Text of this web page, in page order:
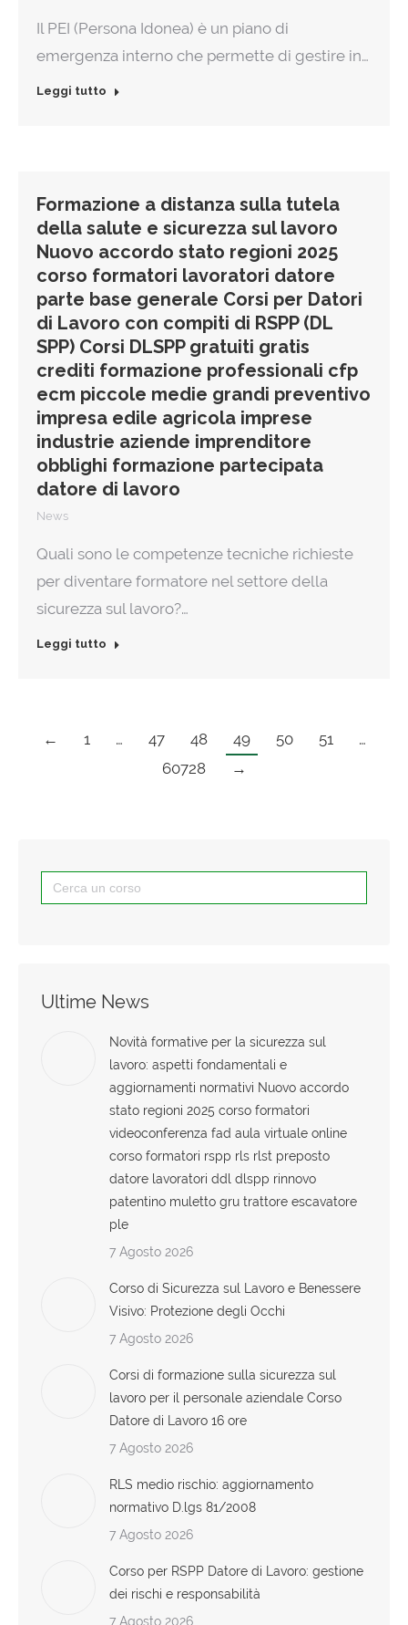
Il PEI (Persona Idonea) è un piano di
emergenza interno che permette di gestire in…
Leggi tutto
Formazione a distanza sulla tutela
della salute e sicurezza sul lavoro
Nuovo accordo stato regioni 2025
corso formatori lavoratori datore
parte base generale Corsi per Datori
di Lavoro con compiti di RSPP (DL
SPP) Corsi DLSPP gratuiti gratis
crediti formazione professionali cfp
ecm piccole medie grandi preventivo
impresa edile agricola imprese
industrie aziende imprenditore
obblighi formazione partecipata
datore di lavoro
News
Quali sono le competenze tecniche richieste
per diventare formatore nel settore della
sicurezza sul lavoro?…
Leggi tutto
← 1 … 47 48 49 50 51
…
60728
→
Search
for:
Ultime News
Novità formative per la sicurezza sul
lavoro: aspetti fondamentali e
aggiornamenti normativi Nuovo accordo
stato regioni 2025 corso formatori
videoconferenza fad aula virtuale online
corso formatori rspp rls rlst preposto
datore lavoratori ddl dlspp rinnovo
patentino muletto gru trattore escavatore
ple
7 Agosto 2026
Corso di Sicurezza sul Lavoro e Benessere
Visivo: Protezione degli Occhi
7 Agosto 2026
Corsi di formazione sulla sicurezza sul
lavoro per il personale aziendale Corso
Datore di Lavoro 16 ore
7 Agosto 2026
RLS medio rischio: aggiornamento
normativo D.lgs 81/2008
7 Agosto 2026
Corso per RSPP Datore di Lavoro: gestione
dei rischi e responsabilità
7 Agosto 2026